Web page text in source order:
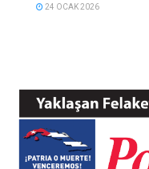
24 OCAK 2026